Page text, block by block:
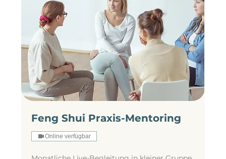
Feng Shui Praxis-Mentoring
Online verfügbar